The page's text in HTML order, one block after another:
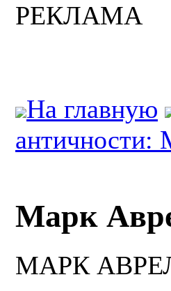
РЕКЛАМА
На главную
Марк
МАРК